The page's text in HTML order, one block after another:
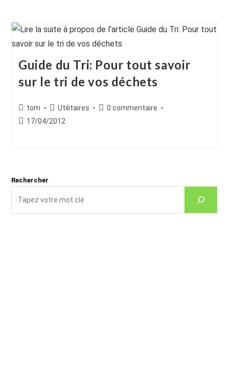
Guide du Tri: Pour tout savoir
sur le tri de vos déchets
Auteur/autrice
de
tom
Post
category:
Utilitaires
Commentaires
0 commentaire
Publication
17/04/2012
Rechercher